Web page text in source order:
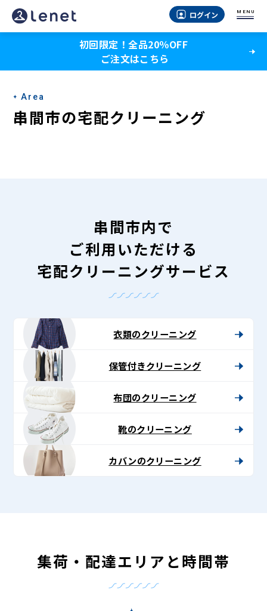
串
間
の
宅
配
ト〉
ログイン MENU
初回限定！全品20％OFF
ご注文はこちら
Area
串間市の宅配クリーニング
串間市内で
ご利用いただける
宅配クリーニングサービス
衣類のクリーニング
保管付きクリーニング
布団のクリーニング
靴のクリーニング
カバンのクリーニング
集荷・配達エリアと時間帯